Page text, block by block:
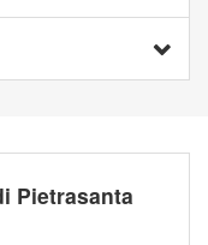
Pietrasanta